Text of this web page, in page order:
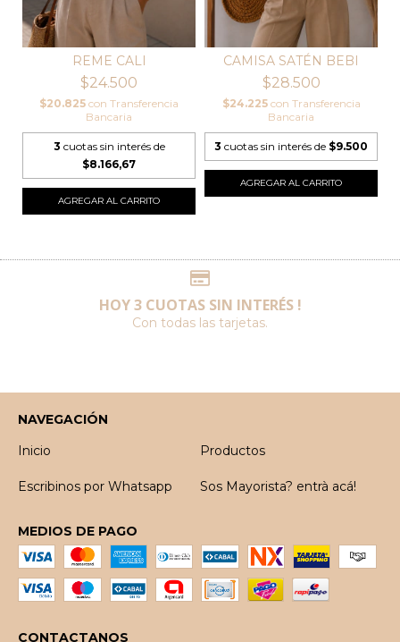
REME CALI
$24.500
$20.825 con Transferencia
Bancaria
3 cuotas sin interés de
$8.166,67
CAMISA SATÉN BEBI
$28.500
$24.225 con Transferencia
Bancaria
3 cuotas sin interés de $9.500
AGREGAR AL CARRITO
HOY 3 CUOTAS SIN INTERÉS !
Con todas las tarjetas.
NAVEGACIÓN
Inicio
Productos
Escribinos por Whatsapp Sos Mayorista? entrà acá!
MEDIOS DE PAGO
CONTACTANOS